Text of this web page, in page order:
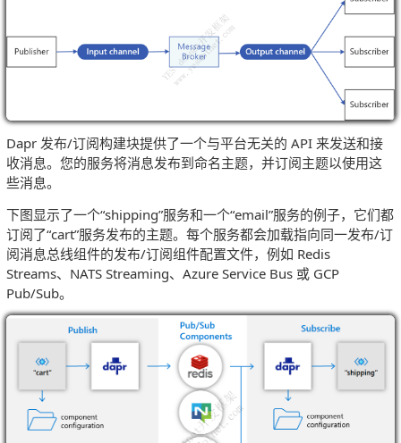
Dapr 发布/订阅构建块提供了一个与平台无关的 API 来发送和接
收消息。您的服务将消息发布到命名主题，并订阅主题以使用这
些消息。
下图显示了一个“shipping”服务和一个“email”服务的例子，它们都
订阅了“cart”服务发布的主题。每个服务都会加载指向同一发布/订
阅消息总线组件的发布/订阅组件配置文件，例如 Redis
Streams、NATS Streaming、Azure Service Bus 或 GCP
Pub/Sub。